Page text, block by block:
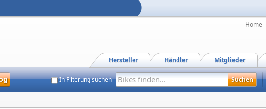
Home
Mitglieder
Händler
Hersteller
In Filterung suchen